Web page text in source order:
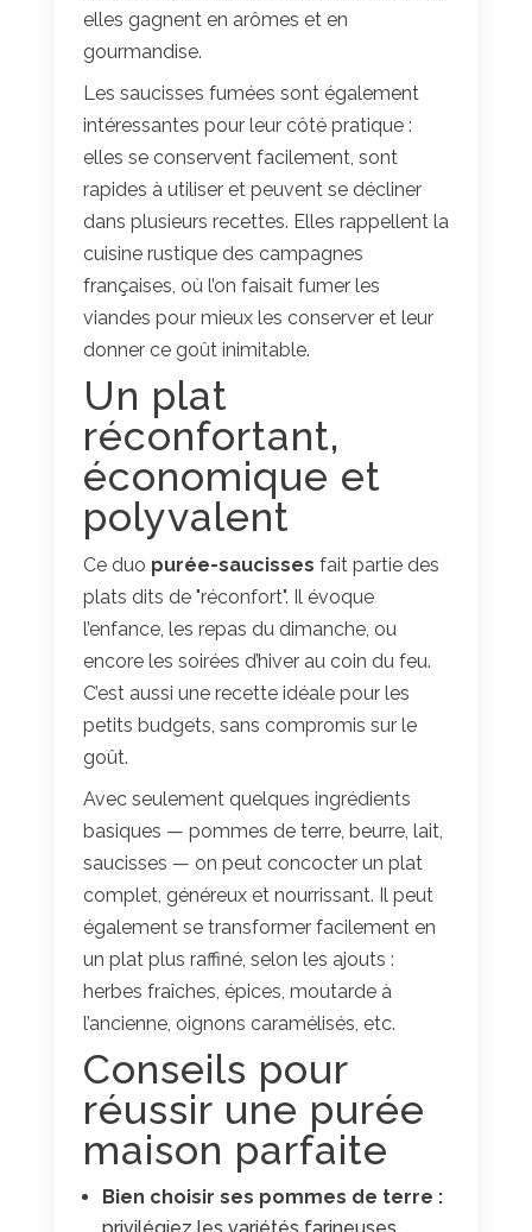
elles gagnent en arômes et en
gourmandise.
Les saucisses fumées sont également
intéressantes pour leur côté pratique :
elles se conservent facilement, sont
rapides à utiliser et peuvent se décliner
dans plusieurs recettes. Elles rappellent la
cuisine rustique des campagnes
françaises, où l’on faisait fumer les
viandes pour mieux les conserver et leur
donner ce goût inimitable.
Un plat
réconfortant,
économique et
polyvalent
Ce duo purée-saucisses fait partie des
plats dits de "réconfort". Il évoque
l’enfance, les repas du dimanche, ou
encore les soirées d’hiver au coin du feu.
C’est aussi une recette idéale pour les
petits budgets, sans compromis sur le
goût.
Avec seulement quelques ingrédients
basiques — pommes de terre, beurre, lait,
saucisses — on peut concocter un plat
complet, généreux et nourrissant. Il peut
également se transformer facilement en
un plat plus raffiné, selon les ajouts :
herbes fraîches, épices, moutarde à
l’ancienne, oignons caramélisés, etc.
Conseils pour
réussir une purée
maison parfaite
Bien choisir ses pommes de terre :